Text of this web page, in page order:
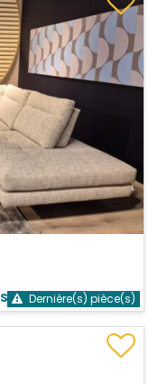
Stock bientôt épuisé
Dernière(s) pièce(s)